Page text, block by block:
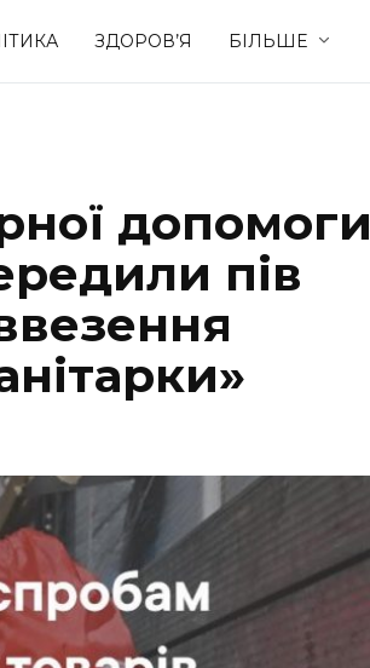
ЗДОРОВ’Я БІЛЬШЕ
Стиль життя
допомоги
пів